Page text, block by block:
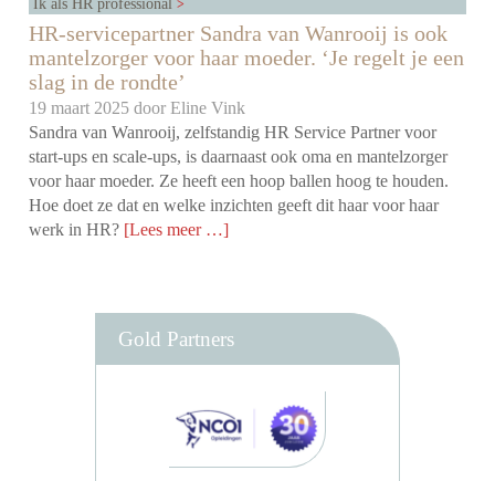
HR-servicepartner Sandra van Wanrooij is ook
mantelzorger voor haar moeder. ‘Je regelt je een
slag in de rondte’
19 maart 2025 doorEline Vink
Sandra van Wanrooij, zelfstandig HR Service Partner voor
start-ups en scale-ups, is daarnaast ook oma en mantelzorger
voor haar moeder. Ze heeft een hoop ballen hoog te houden.
Hoe doet ze dat en welke inzichten geeft dit haar voor haar
werk in HR? [Lees meer …]
Gold Partners